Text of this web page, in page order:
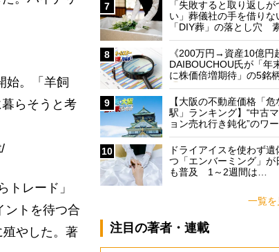
始。「羊飼
らそうと考
トレード」
ントを待つ合
やした。著
7
「失敗すると取り返しが
い」葬儀社の手を借りな
「DIY葬」の落とし穴
に…
8
《200万円→資産10億円
DAIBOUCHOU氏が「年
に株価倍増期待」の5銘
9
【大阪の不動産価格「危
駅」ランキング】“中古
ョン売れ行き鈍化”のワ
10
ドライアイスを使わず遺
つ「エンバーミング」が
も普及 1～2週間は…
一覧を
注目の著者・連載